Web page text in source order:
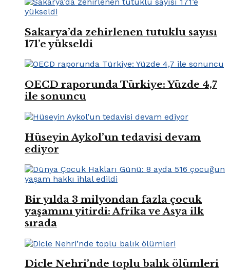
Sakarya’da zehirlenen tutuklu sayısı
171’e yükseldi
OECD raporunda Türkiye: Yüzde 4,7
ile sonuncu
Hüseyin Aykol’un tedavisi devam
ediyor
Bir yılda 3 milyondan fazla çocuk
yaşamını yitirdi: Afrika ve Asya ilk
sırada
Dicle Nehri’nde toplu balık ölümleri